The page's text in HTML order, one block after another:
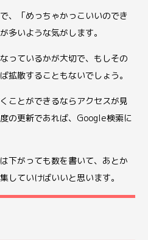
、「めっちゃかっこいいのでき
多いような気がします。
っているかが大切で、もしその
拡散することもないでしょう。
ことができるならアクセスが見
の更新であれば、Google検索に
下がっても数を書いて、あとか
していけばいいと思います。